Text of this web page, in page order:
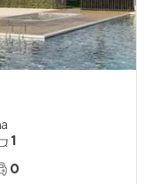
1
0